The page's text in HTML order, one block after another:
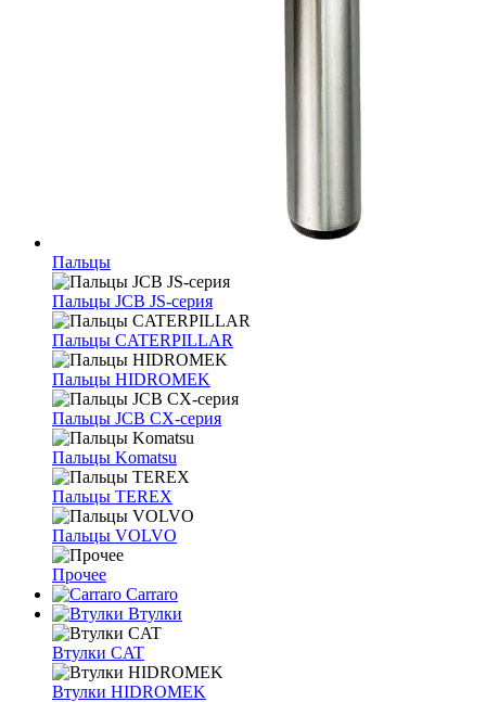
Пальцы
Пальцы JCB JS-серия
Пальцы CATERPILLAR
Пальцы HIDROMEK
Пальцы JCB CX-серия
Пальцы Komatsu
Пальцы TEREX
Пальцы VOLVO
Прочее
Carraro
Втулки
Втулки CAT
Втулки HIDROMEK